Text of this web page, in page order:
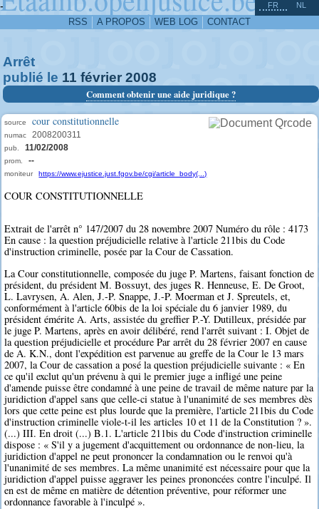
-
RSS A PROPOS WEB LOG CONTACT
FR NL
Arrêt
publié le 11 février 2008
Comment obtenir une aide juridique ?
source cour constitutionnelle
numac 2008200311
pub. 11/02/2008
prom. --
moniteur https://www.ejustice.just.fgov.be/cgi/article_body(...)
COUR CONSTITUTIONNELLE
Extrait de l'arrêt n° 147/2007 du 28 novembre 2007 Numéro du rôle : 4173
En cause : la question préjudicielle relative à l'article 211bis du Code
d'instruction criminelle, posée par la Cour de Cassation.
La Cour constitutionnelle, composée du juge P. Martens, faisant fonction de
président, du président M. Bossuyt, des juges R. Henneuse, E. De Groot,
L. Lavrysen, A. Alen, J.-P. Snappe, J.-P. Moerman et J. Spreutels, et,
conformément à l'article 60bis de la loi spéciale du 6 janvier 1989, du
président émérite A. Arts, assistée du greffier P.-Y. Dutilleux, présidée par
le juge P. Martens, après en avoir délibéré, rend l'arrêt suivant : I. Objet de
la question préjudicielle et procédure Par arrêt du 28 février 2007 en cause
de A. K.N., dont l'expédition est parvenue au greffe de la Cour le 13 mars
2007, la Cour de cassation a posé la question préjudicielle suivante : « En
ce qu'il exclut qu'un prévenu à qui le premier juge a infligé une peine
d'amende puisse être condamné à une peine de travail de même nature par la
juridiction d'appel sans que celle-ci statue à l'unanimité de ses membres dès
lors que cette peine est plus lourde que la première, l'article 211bis du Code
d'instruction criminelle viole-t-il les articles 10 et 11 de la Constitution ? ».
(...) III. En droit (...) B.1. L'article 211bis du Code d'instruction criminelle
dispose : « S'il y a jugement d'acquittement ou ordonnance de non-lieu, la
juridiction d'appel ne peut prononcer la condamnation ou le renvoi qu'à
l'unanimité de ses membres. La même unanimité est nécessaire pour que la
juridiction d'appel puisse aggraver les peines prononcées contre l'inculpé. Il
en est de même en matière de détention préventive, pour réformer une
ordonnance favorable à l'inculpé ».
^